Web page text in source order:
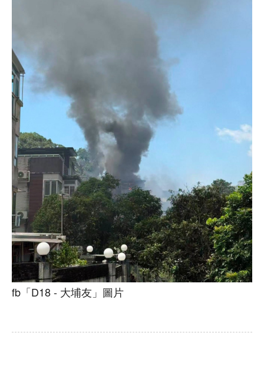
fb「D18 - 大埔友」圖片